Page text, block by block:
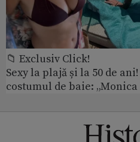
📁 Exclusiv Click!
Sexy la plajă și la 50 de
costumul de baie: „Monica